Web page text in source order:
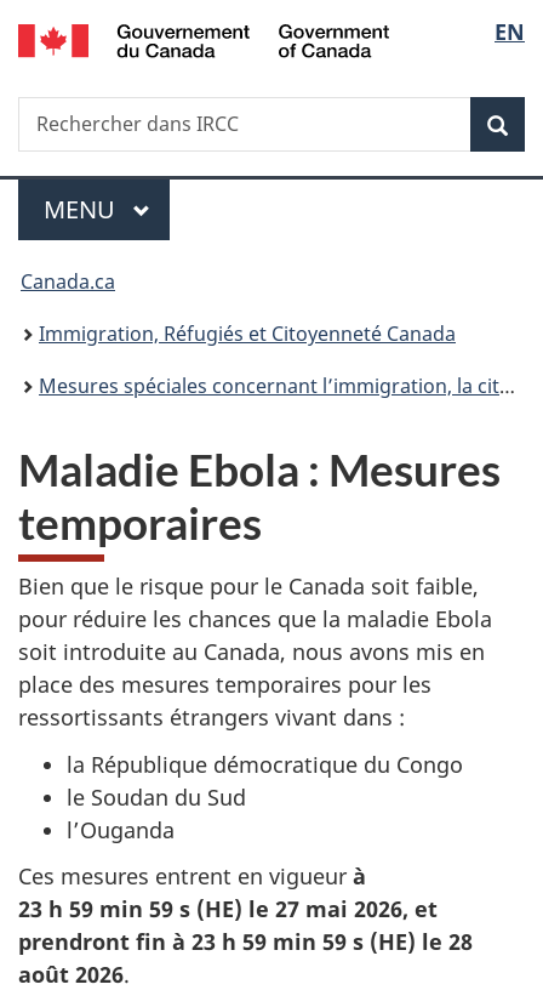
Passer
au
Passer
à
du
Passer
à
simplifiée
de
la
EN
Recherche
Rechercher
dans
Menu
MENU PRINCIPAL
Vous
êtes
ici :
Canada.ca
Immigration, Réfugiés et Citoyenneté Canada
Mesures spéciales concernant l’immigration, la citoyenneté et les passeports
Maladie Ebola : Mesures
temporaires
Bien que le risque pour le Canada soit faible,
pour réduire les chances que la maladie Ebola
soit introduite au Canada, nous avons mis en
place des mesures temporaires pour les
ressortissants étrangers vivant dans :
la République démocratique du Congo
le Soudan du Sud
l’Ouganda
Ces mesures entrent en vigueur à
23 h 59 min 59 s (HE) le 27 mai 2026, et
prendront fin à 23 h 59 min 59 s (HE) le 28
août 2026.